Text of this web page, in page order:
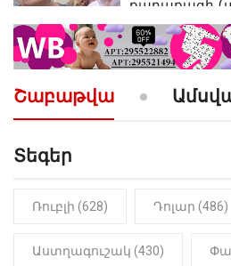
քաղաքացի
ՔԱՂԱՔԱԿԱՆ
«Լեզվիդ
արտաբերիր
Նիկոլ
ԻՐԱԴԱՐՁԱՅԻՆ
Շաբաթվա
Տեգեր
Ռուբլի (628) Դոլար (486)
Աստղագուշակ (430)